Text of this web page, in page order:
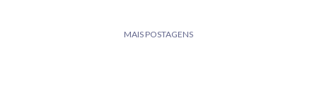
MAIS POSTAGENS